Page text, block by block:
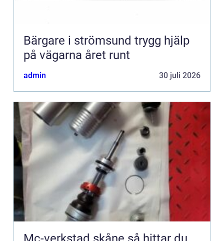
Bärgare i strömsund trygg hjälp
på vägarna året runt
admin 30 juli 2026